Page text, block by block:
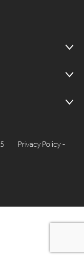
Privacy Policy -